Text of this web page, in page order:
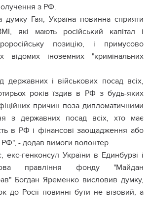
з РФ.
думку Гая, Україна повинна сприяти
які мають російський капітал і
позицію, і примусово
відомих іноземних "кримінальних
державних і військових посад всіх,
років їздив в РФ з будь-яких
причин поза дипломатичними
з державних посад всіх, хто має
в РФ і фінансові заощадження або
РФ", - додав вимоги волонтер.
генконсул України в Единбурзі і
правління фонду "Майдан
Богдан Яременко висловив думку,
до Росії повинні бути не візовий, а